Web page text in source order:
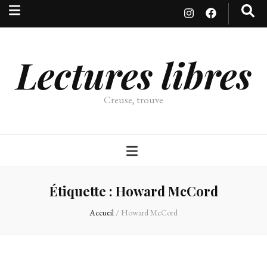
Lectures libres
Creuse, trouve
Étiquette : Howard McCord
Accueil / Howard McCord